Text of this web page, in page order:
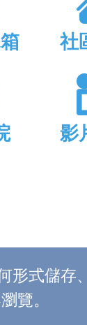
社
影
形式儲存
覽。